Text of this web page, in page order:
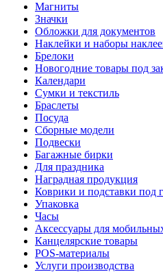
Магниты
Значки
Обложки для документов
Наклейки и наборы
Брелоки
Новогодние товары под
Календари
Сумки и текстиль
Браслеты
Посуда
Сборные модели
Подвески
Багажные бирки
Для праздника
Наградная продукция
Коврики и подставки под
Упаковка
Часы
Аксессуары для
Канцелярские товары
POS-материалы
Услуги производства